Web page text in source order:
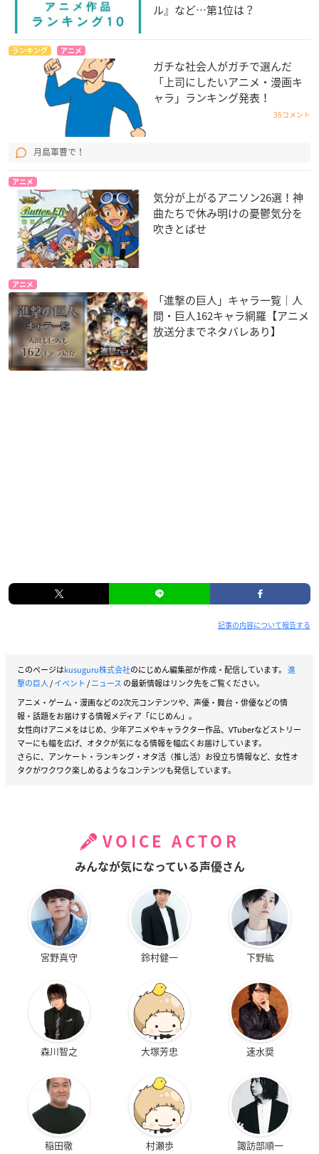
ル』など…第1位は？
ランキング アニメ
ガチな社会人がガチで選んだ
「上司にしたいアニメ・漫画キ
ャラ」ランキング発表！
36コメント
月島軍曹で！
アニメ
気分が上がるアニソン26選！神
曲たちで休み明けの憂鬱気分を
吹きとばせ
アニメ
「進撃の巨人」キャラ一覧｜人
間・巨人162キャラ網羅【アニメ
放送分までネタバレあり】
記事の内容について報告する
このページはkusuguru株式会社のにじめん編集部が作成・配信しています。 進
撃の巨人/イベント /ニュース の最新情報はリンク先をご覧ください。
アニメ・ゲーム・漫画などの2次元コンテンツや、声優・舞台・俳優などの情
報・話題をお届けする情報メディア「にじめん」。
女性向けアニメをはじめ、少年アニメやキャラクター作品、VTuberなどストリー
マーにも幅を広げ、オタクが気になる情報を幅広くお届けしています。
さらに、アンケート・ランキング・オタ活（推し活）お役立ち情報など、女性オ
タクがワクワク楽しめるようなコンテンツも発信しています。
VOICE ACTOR
みんなが気になっている声優さん
宮野真守 鈴村健一 下野紘
森川智之 大塚芳忠 速水奨
稲田徹 村瀬歩 諏訪部順一